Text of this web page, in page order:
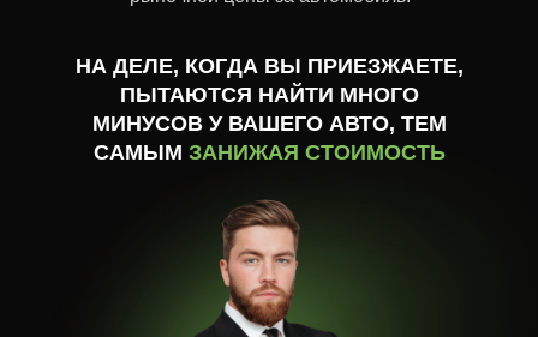
НА ДЕЛЕ, КОГДА ВЫ ПРИЕЗЖАЕТЕ,
ПЫТАЮТСЯ НАЙТИ МНОГО
МИНУСОВ У ВАШЕГО АВТО, ТЕМ
САМЫМ ЗАНИЖАЯ СТОИМОСТЬ